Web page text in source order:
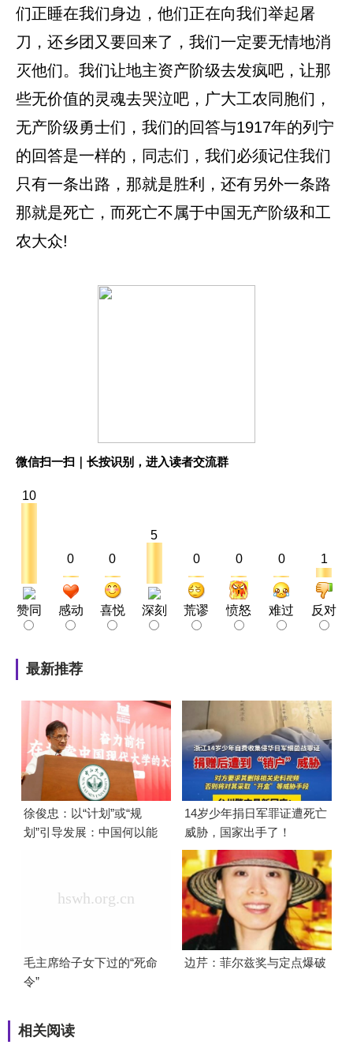
们正睡在我们身边，他们正在向我们举起屠
刀，还乡团又要回来了，我们一定要无情地消
灭他们。我们让地主资产阶级去发疯吧，让那
些无价值的灵魂去哭泣吧，广大工农同胞们，
无产阶级勇士们，我们的回答与1917年的列宁
的回答是一样的，同志们，我们必须记住我们
只有一条出路，那就是胜利，还有另外一条路
那就是死亡，而死亡不属于中国无产阶级和工
农大众!
微信扫一扫｜长按识别，进入读者交流群
10
赞同
0
感动
0
喜悦
5
深刻
0
荒谬
0
愤怒
0
难过
1
反对
最新推荐
徐俊忠：以“计划”或“规
划”引导发展：中国何以能
14岁少年捐日军罪证遭死亡
威胁，国家出手了！
毛主席给子女下过的“死命
令”
边芹：菲尔兹奖与定点爆破
相关阅读